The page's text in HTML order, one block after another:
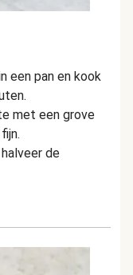
een pan en kook
met een grove
de